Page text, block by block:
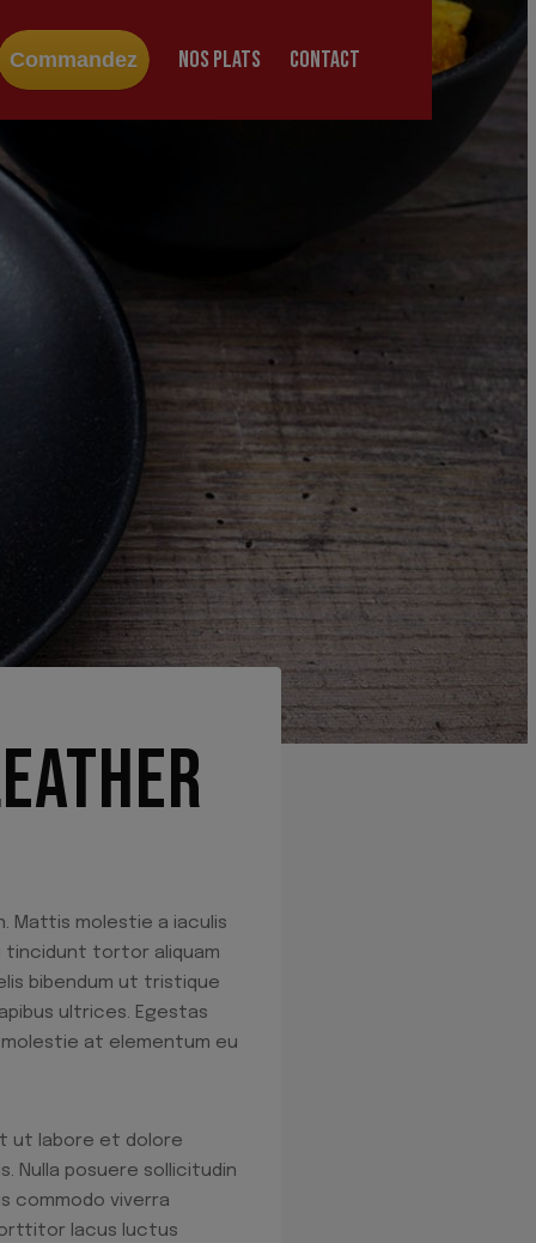
Commandez NOS PLATS CONTACT
Mattis molestie a iaculis
tincidunt tortor aliquam
bibendum ut tristique
ultrices. Egestas
at elementum eu
ut labore et dolore
Nulla posuere sollicitudin
commodo viverra
lacus luctus